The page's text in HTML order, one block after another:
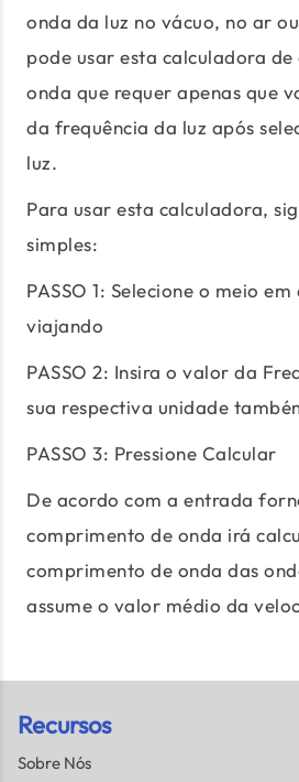
onda da luz no vácuo, no ar
pode usar esta calculadora
onda que requer apenas que
da frequência da luz após
luz.
Para usar esta calculadora,
simples:
PASSO 1: Selecione o meio
viajando
PASSO 2: Insira o valor da
sua respectiva unidade
PASSO 3: Pressione Calcular
De acordo com a entrada
comprimento de onda irá
comprimento de onda das
assume o valor médio da
Recursos
Sobre Nós